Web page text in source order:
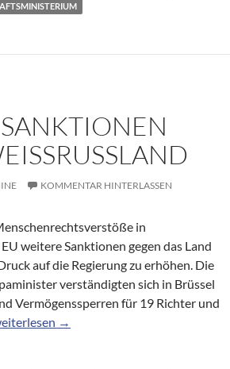
KOMMENTAR HINTERLASSEN
in
weitere Sanktionen gegen das Land
auf die Regierung zu erhöhen. Die
verständigten sich in Brüssel
Vermögenssperren für 19 Richter und
Sanktionen gegen Weißrussland
→